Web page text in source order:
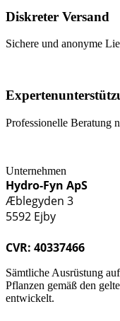
Diskreter Versand
Sichere und anonyme
Professionelle Beratung
Unternehmen
Hydro-Fyn ApS
Æblegyden 3
5592 Ejby
CVR: 40337466
Sämtliche Ausrüstung
Pflanzen gemäß den
entwickelt.